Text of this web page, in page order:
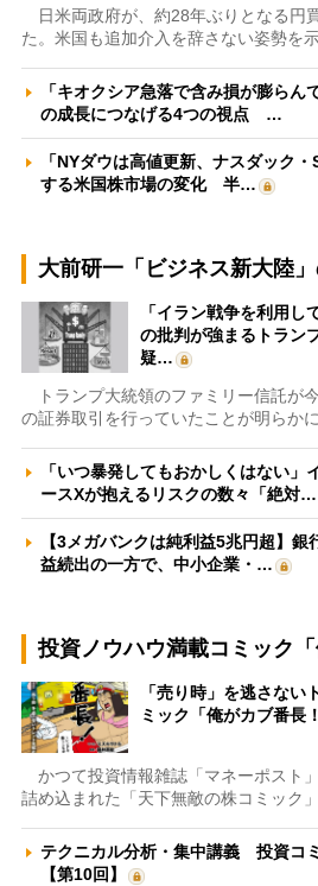
日米両政府が、約28年ぶりとなる円
た。米国も追加介入を辞さない姿勢を
「キオクシア急落で含み損が膨ら
の成長につなげる4つの視点 …
「NYダウは高値更新、ナスダック
する米国株市場の変化 半…
大前研一「ビジネス新大陸
「イラン戦争を利用し
の批判が強まるトラン
疑…
トランプ大統領のファミリー信託が
の証券取引を行っていたことが明らか
「いつ暴発してもおかしくはない」
ースXが抱えるリスクの数々「絶対…
【3メガバンクは純利益5兆円超】
益続出の一方で、中小企業・…
投資ノウハウ満載コミック「
「売り時」を逃さな
ミック「俺がカブ番長
かつて投資情報雑誌「マネーポスト
詰め込まれた「天下無敵の株コミック
テクニカル分析・集中講義 投資コ
【第10回】